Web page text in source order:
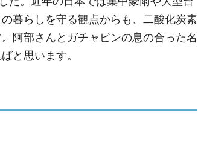
暮らしを守る観点からも、二酸化炭素
阿部さんとガチャピンの息の合った名
と思います。